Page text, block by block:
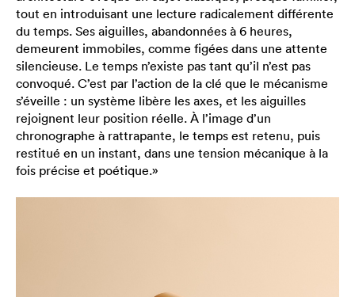
tout en introduisant une lecture radicalement différente
du temps. Ses aiguilles, abandonnées à 6 heures,
demeurent immobiles, comme figées dans une attente
silencieuse. Le temps n’existe pas tant qu’il n’est pas
convoqué. C’est par l’action de la clé que le mécanisme
s’éveille : un système libère les axes, et les aiguilles
rejoignent leur position réelle. À l’image d’un
chronographe à rattrapante, le temps est retenu, puis
restitué en un instant, dans une tension mécanique à la
fois précise et poétique.»